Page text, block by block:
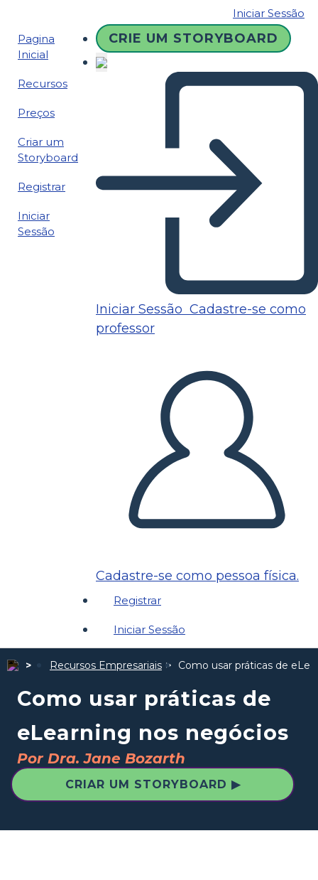
Iniciar Sessão
Pagina
Inicial
Recursos
Preços
Criar um
Storyboard
Registrar
Iniciar
Sessão
CRIE UM STORYBOARD
Iniciar Sessão Cadastre-se como
professor
Cadastre-se como pessoa física.
Registrar
Iniciar Sessão
Recursos Empresariais Como usar práticas de
Como usar práticas de
eLearning nos negócios
Por Dra. Jane Bozarth
CRIAR UM STORYBOARD ▶